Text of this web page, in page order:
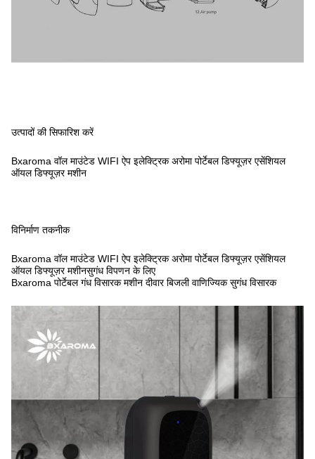
उत्पादों की सिफारिश करें
Bxaroma वॉल माउंटेड WIFI ऐप इलेक्ट्रिक अरोमा पोर्टेबल डिफ्यूज़र एसेंशियल
ऑयल डिफ्यूज़र मशीन
विनिर्माण तकनीक
Bxaroma वॉल माउंटेड WIFI ऐप इलेक्ट्रिक अरोमा पोर्टेबल डिफ्यूज़र एसेंशियल
ऑयल डिफ्यूज़र मशीनसुगंध विपणन के लिए
Bxaroma पोर्टेबल गंध विसारक मशीन दीवार बिजली वाणिज्यिक सुगंध विसारक